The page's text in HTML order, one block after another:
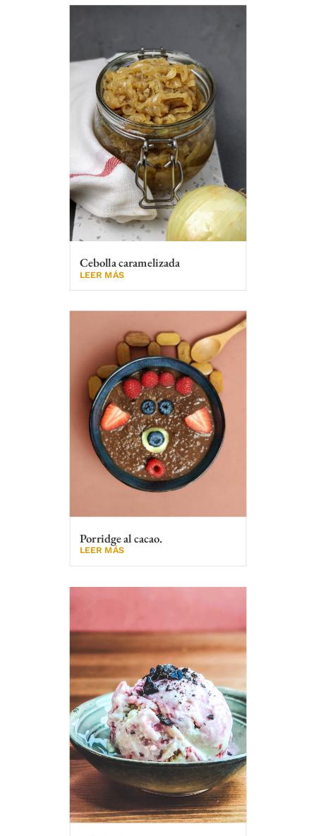
Cebolla caramelizada
LEER MÁS
Porridge al cacao.
LEER MÁS